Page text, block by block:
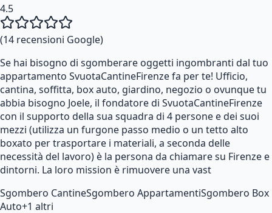
4.5
(14 recensioni Google)
Se hai bisogno di sgomberare oggetti ingombranti dal tuo
appartamento SvuotaCantineFirenze fa per te! Ufficio,
cantina, soffitta, box auto, giardino, negozio o ovunque tu
abbia bisogno Joele, il fondatore di SvuotaCantineFirenze
con il supporto della sua squadra di 4 persone e dei suoi
mezzi (utilizza un furgone passo medio o un tetto alto
boxato per trasportare i materiali, a seconda delle
necessità del lavoro) è la persona da chiamare su Firenze e
dintorni. La loro mission è rimuovere una vast
Sgombero CantineSgombero AppartamentiSgombero Box
Auto+1 altri